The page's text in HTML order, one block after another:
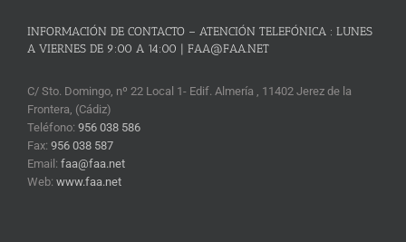
INFORMACIÓN DE CONTACTO – ATENCIÓN TELEFÓNICA : LUNES
A VIERNES DE 9:00 A 14:00 | FAA@FAA.NET
C/ Sto. Domingo, nº 22 Local 1- Edif. Almería , 11402 Jerez de la
Frontera, (Cádiz)
Teléfono: 956 038 586
Fax: 956 038 587
Email: faa@faa.net
Web: www.faa.net